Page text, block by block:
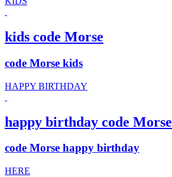
kids code Morse
code Morse kids
HAPPY BIRTHDAY
happy birthday code Morse
code Morse happy birthday
HERE